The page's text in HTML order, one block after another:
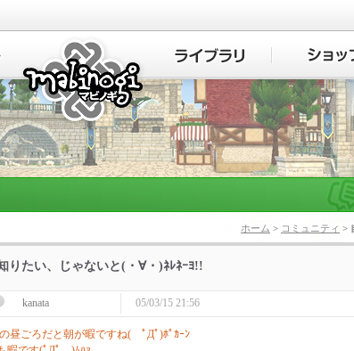
マビノギ
ホーム > コミュニティ >
りたい、じゃないと(・∀・)ﾈﾚﾈｰﾖ!!
kanata 05/03/15 21:56
昼ごろだと朝が暇ですね( ﾟДﾟ)ﾎﾟｶｰﾝ